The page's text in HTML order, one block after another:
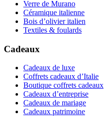
Verre de Murano
Céramique italienne
Bois d’olivier italien
Textiles & foulards
Cadeaux
Cadeaux de luxe
Coffrets cadeaux d’Italie
Boutique coffrets cadeaux
Cadeaux d’entreprise
Cadeaux de mariage
Cadeaux patrimoine